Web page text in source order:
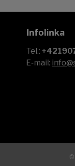
Infolinka
Tel.:
E-mail:
©